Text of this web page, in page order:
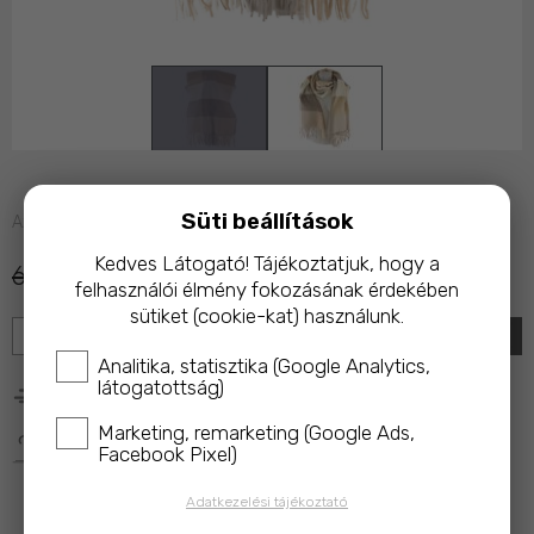
Azonnal raktárról
6 490 Ft 3 990 Ft
KOSÁRBA
25 000 Ft feletti rendelés esetén ingyenes kiszállítás!
A termék megvásárlásakor az ár 10%-ával a
Süti beállítások
Kedves Látogató! Tájékoztatjuk, hogy a
felhasználói élmény fokozásának érdekében
sütiket (cookie-kat) használunk.
Analitika, statisztika (Google Analytics,
látogatottság)
Marketing, remarketing (Google Ads,
Facebook Pixel)
Adatkezelési tájékoztató